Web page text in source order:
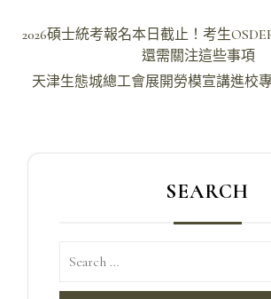
文
2026碩士統考報名本日截止！考生
還需關注這些事項
天津生態城總工會展開勞模宣講進校
SEARCH